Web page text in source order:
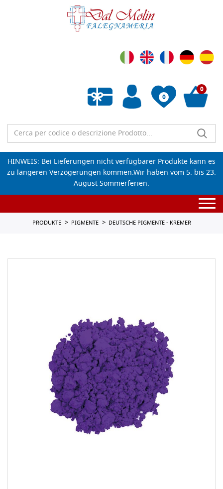
0
Wunschliste leeren
0
HINWEIS: Bei Lieferungen nicht verfügbarer Produkte kann es
zu längeren Verzögerungen kommen.Wir haben vom 5. bis 23.
August Sommerferien.
PRODUKTE PIGMENTE DEUTSCHE PIGMENTE - KREMER